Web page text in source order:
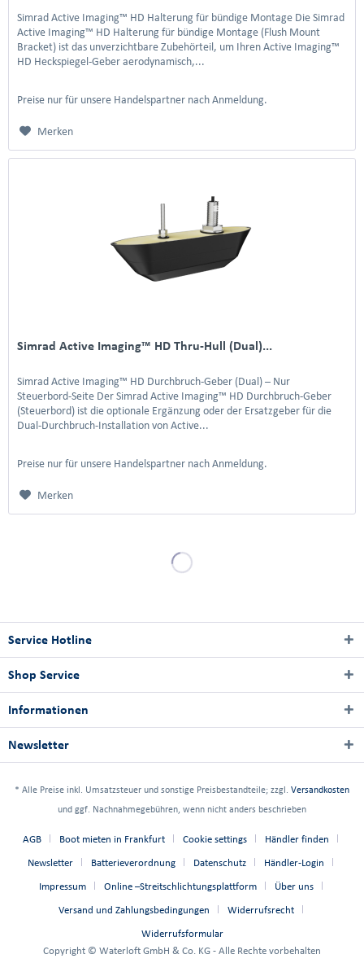
Simrad Active Imaging™ HD Halterung für bündige Montage Die Simrad
Active Imaging™ HD Halterung für bündige Montage (Flush Mount
Bracket) ist das unverzichtbare Zubehörteil, um Ihren Active Imaging™
HD Heckspiegel-Geber aerodynamisch,...
Preise nur für unsere Handelspartner nach Anmeldung.
Merken
Simrad Active Imaging™ HD Thru-Hull (Dual)...
Simrad Active Imaging™ HD Durchbruch-Geber (Dual) – Nur
Steuerbord-Seite Der Simrad Active Imaging™ HD Durchbruch-Geber
(Steuerbord) ist die optionale Ergänzung oder der Ersatzgeber für die
Dual-Durchbruch-Installation von Active...
Preise nur für unsere Handelspartner nach Anmeldung.
Merken
Service Hotline
Shop Service
Informationen
Newsletter
* Alle Preise inkl. Umsatzsteuer und sonstige Preisbestandteile; zzgl. Versandkosten
und ggf. Nachnahmegebühren, wenn nicht anders beschrieben
AGB Boot mieten in Frankfurt Cookie settings Händler finden
Newsletter Batterieverordnung Datenschutz Händler-Login
Impressum Online –Streitschlichtungsplattform Über uns
Versand und Zahlungsbedingungen Widerrufsrecht
Widerrufsformular
Copyright © Waterloft GmbH & Co. KG - Alle Rechte vorbehalten